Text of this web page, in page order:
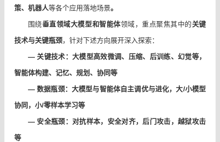
策、机器人等各个应用落地场景。
围绕垂直领域大模型和智能体领域，重点聚焦其中的关键
技术与关键瓶颈，针对下述方向展开深入探索：
— 关键技术：大模型高效微调、压缩、后训练、幻觉等，
智能体构建、记忆、规划、协同等
— 数据瓶颈：大模型与智能体自主调优与进化，大/小模型
协同， 小/零样本学习等
— 安全瓶颈：对抗样本，安全对齐，后门攻击，越狱攻击
等